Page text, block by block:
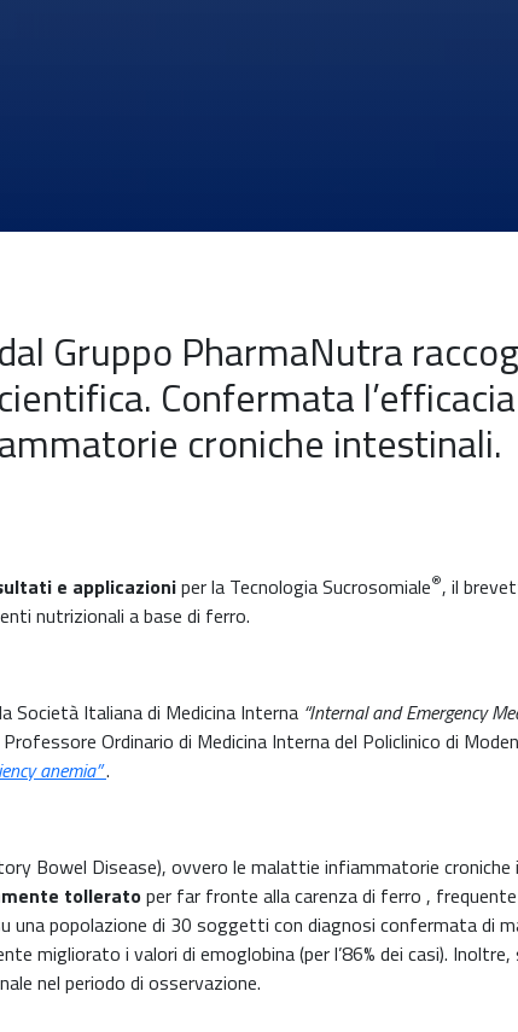
Gruppo PharmaNutra
Confermata
croniche intestinali.
e applicazioniper la Tecnologia Sucrosomiale®, il
nutrizionali a base di ferro.
Italiana di Medicina Interna “Internal and Emergency
Ordinario di Medicina Interna del Policlinico di
anemia”.
Bowel Disease), ovvero le malattie infiammatorie croniche
tolleratoper far fronte alla carenza di ferro , frequente
una popolazione di 30 soggetti con diagnosi confermata di
migliorato i valori di emoglobina (per l’86% dei casi).
nel periodo di osservazione.